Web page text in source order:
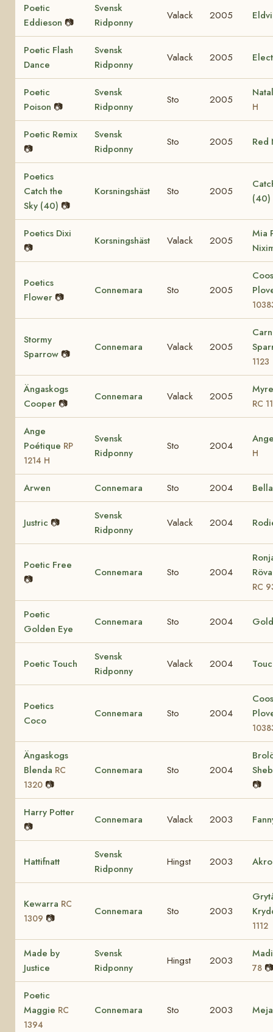
Poetic
Eddieson 📷
Svensk
Ridponny
Valack 2005
Poetic Flash
Dance
Svensk
Ridponny
Valack 2005
Poetic
Poison 📷
Svensk
Ridponny
Sto 2005
H
Poetic Remix
📷
Svensk
Ridponny
Sto 2005 Red
Poetics
Catch the
Sky (40) 📷
Korsningshäst Sto 2005
(40)
Poetics Dixi
📷
Korsningshäst Valack 2005
Mia
Poetics
Flower 📷
Connemara Sto 2005
Stormy
Sparrow 📷
Connemara Valack 2005
1123
Ängaskogs
Cooper 📷
Connemara Valack 2005
RC
Ange
Poétique RP
1214 H
Svensk
Ridponny
Sto 2004
H
Arwen Connemara Sto 2004
Justric 📷
Svensk
Ridponny
Valack 2004
Poetic Free
📷
Connemara Sto 2004
RC
Poetic
Golden Eye
Connemara Sto 2004
Poetic Touch
Svensk
Ridponny
Valack 2004
Poetics
Coco
Connemara Sto 2004
Ängaskogs
Blenda RC
1320 📷
Connemara Sto 2004
📷
Harry Potter
📷
Connemara Valack 2003
Hattifnatt
Svensk
Ridponny
Hingst 2003
Kewarra RC
1309 📷
Connemara Sto 2003
1112
Made by
Justice
Svensk
Ridponny
Hingst 2003
78 📷
Poetic
Maggie RC
1394
Connemara Sto 2003